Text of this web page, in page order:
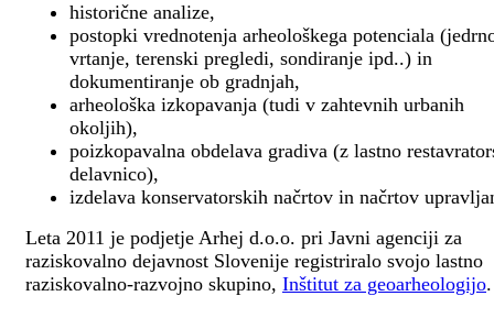
historične analize,
postopki vrednotenja arheološkega potenciala
vrtanje, terenski pregledi, sondiranje ipd..) in
dokumentiranje ob gradnjah,
arheološka izkopavanja (tudi v zahtevnih urbanih
okoljih),
poizkopavalna obdelava gradiva (z lastno
delavnico),
izdelava konservatorskih načrtov in načrtov
Leta 2011 je podjetje Arhej d.o.o. pri Javni agenciji za
raziskovalno dejavnost Slovenije registriralo svojo lastno
raziskovalno-razvojno skupino, Inštitut za geoarheologijo.